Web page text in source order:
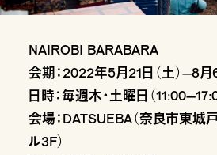
NAIROBI BARABARA
会期：2022年5月21日（土）–8月6
日時：毎週木・土曜日（
会場：DATSUEBA（奈良市東城
ル3F）